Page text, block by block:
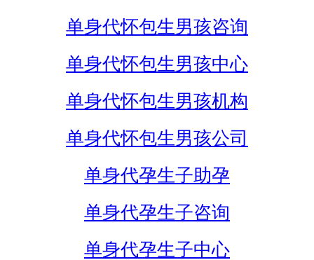
单身代怀包生男孩咨询
单身代怀包生男孩中心
单身代怀包生男孩机构
单身代怀包生男孩公司
单身代孕生子助孕
单身代孕生子咨询
单身代孕生子中心